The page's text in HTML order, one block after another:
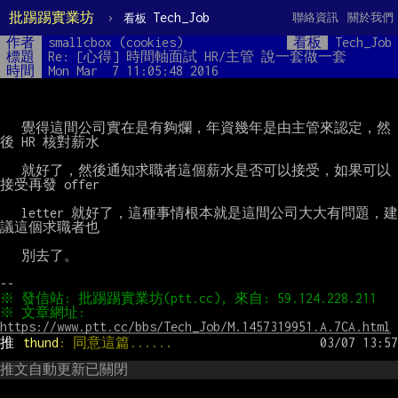
批踢踢實業坊 › 看板 Tech_Job 關於我們
聯絡資訊
作者 smallcbox (cookies) 看板
Tech_Job
標題
Re: [心得] 時間軸面試 HR/主管 說一套做一套
時間
Mon Mar  7 11:05:48 2016
後 HR 核對薪水
接受再發 offer
議這個求職者也
https://www.ptt.cc/bbs/Tech_Job/M.1457319951.A.7CA.html
推
thund : 同意這篇......
推文自動更新已關閉